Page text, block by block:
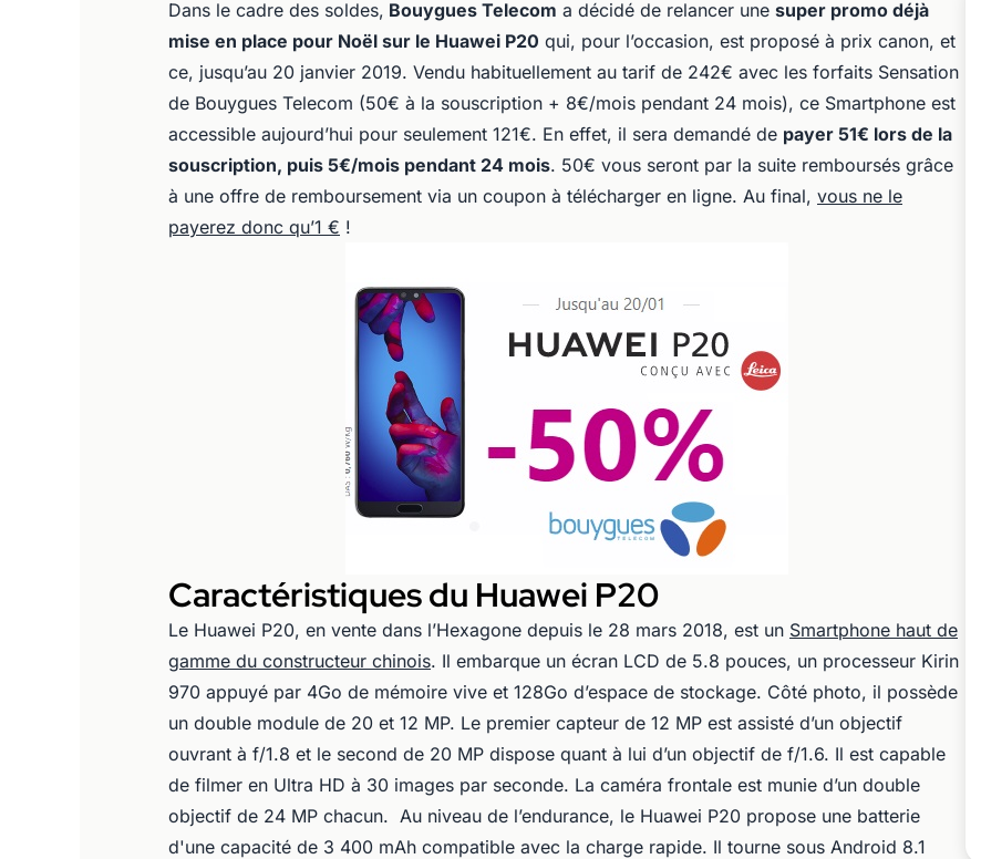
Dans le cadre des soldes, Bouygues Telecom a décidé de relancer une super promo déjà
mise en place pour Noël sur le Huawei P20 qui, pour l’occasion, est proposé à prix canon, et
ce, jusqu’au 20 janvier 2019. Vendu habituellement au tarif de 242€ avec les forfaits Sensation
de Bouygues Telecom (50€ à la souscription + 8€/mois pendant 24 mois), ce Smartphone est
accessible aujourd’hui pour seulement 121€. En effet, il sera demandé de payer 51€ lors de la
souscription, puis 5€/mois pendant 24 mois. 50€ vous seront par la suite remboursés grâce
à une offre de remboursement via un coupon à télécharger en ligne. Au final, vous ne le
payerez donc qu’1 € !
Caractéristiques du Huawei P20
Le Huawei P20, en vente dans l’Hexagone depuis le 28 mars 2018, est un Smartphone haut de
gamme du constructeur chinois. Il embarque un écran LCD de 5.8 pouces, un processeur Kirin
970 appuyé par 4Go de mémoire vive et 128Go d’espace de stockage. Côté photo, il possède
un double module de 20 et 12 MP. Le premier capteur de 12 MP est assisté d’un objectif
ouvrant à f/1.8 et le second de 20 MP dispose quant à lui d’un objectif de f/1.6. Il est capable
de filmer en Ultra HD à 30 images par seconde. La caméra frontale est munie d’un double
objectif de 24 MP chacun. Au niveau de l’endurance, le Huawei P20 propose une batterie
d'une capacité de 3 400 mAh compatible avec la charge rapide. Il tourne sous Android 8.1